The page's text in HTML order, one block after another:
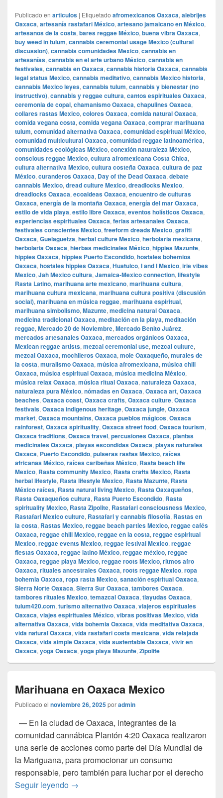
Publicado en articulos | Etiquetado afromexicanos Oaxaca, alebrijes
Oaxaca, artesanía rastafari México, artesano jamaicano en México,
artesanos de la costa, bares reggae México, buena vibra Oaxaca,
buy weed in tulum, cannabis ceremonial usage Mexico (cultural
discussion), cannabis comunidades Mexico, cannabis en
artesanías, cannabis en el arte urbano México, cannabis en
festivales, cannabis en Oaxaca, cannabis historia Oaxaca, cannabis
legal status Mexico, cannabis meditativo, cannabis Mexico historia,
cannabis Mexico leyes, cannabis tulum, cannabis y bienestar (no
instructivo), cannabis y reggae cultura, cantos espirituales Oaxaca,
ceremonia de copal, chamanismo Oaxaca, chapulines Oaxaca,
collares rastas Mexico, colores Oaxaca, comida natural Oaxaca,
comida vegana costa, comida vegana Oaxaca, comprar marihuana
tulum, comunidad alternativa Oaxaca, comunidad espiritual México,
comunidad multicultural Oaxaca, comunidad reggae latinoamérica,
comunidades ecológicas México, conexión naturaleza México,
conscious reggae Mexico, cultura afromexicana Costa Chica,
cultura alternativa Mexico, cultura costeña Oaxaca, cultura de paz
México, curanderos Oaxaca, Day of the Dead Oaxaca, debate
cannabis Mexico, dread culture Mexico, dreadlocks Mexico,
dreadlocks Oaxaca, ecoaldeas Oaxaca, encuentro de culturas
Oaxaca, energía de la montaña Oaxaca, energía del mar Oaxaca,
estilo de vida playa, estilo libre Oaxaca, eventos holísticos Oaxaca,
experiencias espirituales Oaxaca, ferias artesanales Oaxaca,
festivales conscientes Mexico, freeform dreads Mexico, grafiti
Oaxaca, Guelaguetza, herbal culture Mexico, herbolaria mexicana,
herbolaria Oaxaca, hierbas medicinales México, hippies Mazunte,
hippies Oaxaca, hippies Puerto Escondido, hostales bohemios
Oaxaca, hostales hippies Oaxaca, Huatulco, I and I Mexico, irie vibes
Mexico, Jah Mexico cultura, Jamaica-Mexico connection, lifestyle
Rasta Latino, marihuana arte mexicano, marihuana cultura,
marihuana cultura mexicana, marihuana cultura positiva (discusión
social), marihuana en música reggae, marihuana espiritual,
marihuana simbolismo, Mazunte, medicina natural Oaxaca,
medicina tradicional Oaxaca, meditación en la playa, meditación
reggae, Mercado 20 de Noviembre, Mercado Benito Juárez,
mercados artesanales Oaxaca, mercados orgánicos Oaxaca,
Mexican reggae artists, mezcal ceremonial use, mezcal culture,
mezcal Oaxaca, mochileros Oaxaca, mole Oaxaqueño, murales de
la costa, muralismo Oaxaca, música afromexicana, música chill
Oaxaca, música espiritual Oaxaca, música medicina México,
música relax Oaxaca, música ritual Oaxaca, naturaleza Oaxaca,
naturaleza pura México, nómadas en Oaxaca, Oaxaca art, Oaxaca
beaches, Oaxaca coast, Oaxaca crafts, Oaxaca culture, Oaxaca
festivals, Oaxaca indigenous heritage, Oaxaca jungle, Oaxaca
market, Oaxaca mountains, Oaxaca pueblos mágicos, Oaxaca
rainforest, Oaxaca spirituality, Oaxaca street food, Oaxaca tourism,
Oaxaca traditions, Oaxaca travel, percusiones Oaxaca, plantas
medicinales Oaxaca, playas escondidas Oaxaca, playas naturales
Oaxaca, Puerto Escondido, pulseras rastas Mexico, raíces
africanas México, raíces caribeñas México, Rasta beach life
Mexico, Rasta community Mexico, Rasta crafts Mexico, Rasta
herbal lifestyle, Rasta lifestyle Mexico, Rasta Mazunte, Rasta
México raíces, Rasta natural living Mexico, Rasta Oaxaqueños,
Rasta Oaxaqueños cultura, Rasta Puerto Escondido, Rasta
spirituality Mexico, Rasta Zipolite, Rastafari consciousness Mexico,
Rastafari Mexico culture, Rastafari y cannabis filosofía, Rastas en
la costa, Rastas Mexico, reggae beach parties Mexico, reggae cafés
Oaxaca, reggae chill Mexico, reggae en la costa, reggae espiritual
Mexico, reggae events Mexico, reggae festival Mexico, reggae
fiestas Oaxaca, reggae latino México, reggae méxico, reggae
Oaxaca, reggae playa Mexico, reggae roots Mexico, ritmos afro
Oaxaca, rituales ancestrales Oaxaca, roots reggae Mexico, ropa
bohemia Oaxaca, ropa rasta Mexico, sanación espiritual Oaxaca,
Sierra Norte Oaxaca, Sierra Sur Oaxaca, tambores Oaxaca,
tambores rituales Mexico, temazcal Oaxaca, tlayudas Oaxaca,
tulum420.com, turismo alternativo Oaxaca, viajeros espirituales
Oaxaca, viajes espirituales México, vibras positivas Mexico, vida
alternativa Oaxaca, vida bohemia Oaxaca, vida meditativa Oaxaca,
vida natural Oaxaca, vida rastafari costa mexicana, vida relajada
Oaxaca, vida simple Oaxaca, vida sustentable Oaxaca, vivir en
Oaxaca, yoga Oaxaca, yoga playa Mazunte, Zipolite
Marihuana en Oaxaca Mexico
Publicado el noviembre 26, 2025poradmin
— En la ciudad de Oaxaca, integrantes de la
comunidad cannábica Plantón 4:20 Oaxaca realizaron
una serie de acciones como parte del Día Mundial de
la Mariguana, para promocionar un consumo
responsable, pero también para luchar por el derecho
Seguir leyendo Marihuana en Oaxaca Mexico
→